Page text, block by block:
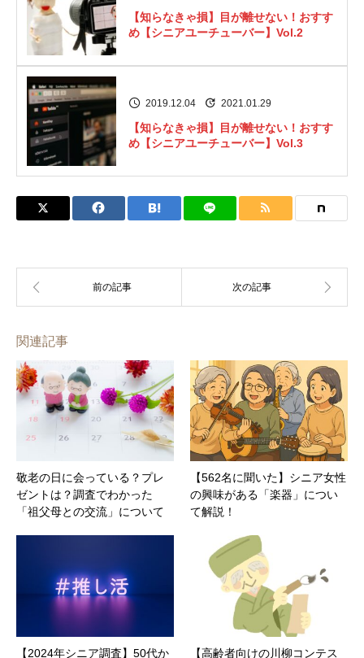
【知らなきゃ損】目が離せない！おすす
め【シニアユーチューバー】Vol.2
2019.12.04 2021.01.29
【知らなきゃ損】目が離せない！おすす
め【シニアユーチューバー】Vol.3
関連記事
敬老の日に会っている？プレ
ゼントは？調査でわかった
「祖父母との交流」について
【562名に聞いた】シニア女性
の興味がある「楽器」につい
て解説！
【2024年シニア調査】50代か 【高齢者向けの川柳コンテス